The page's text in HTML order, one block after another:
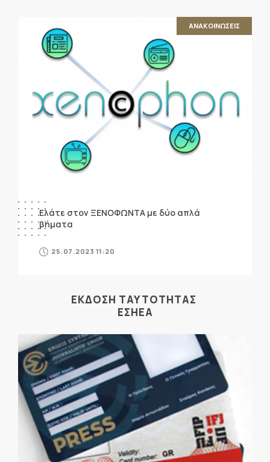
ΑΝΑΚΟΙΝΩΣΕΙΣ
Ελάτε στον ΞΕΝΟΦΩΝΤΑ με δύο απλά
βήματα
25.07.2023 11:20
ΕΚΔΟΣΗ ΤΑΥΤΟΤΗΤΑΣ
ΕΣΗΕΑ